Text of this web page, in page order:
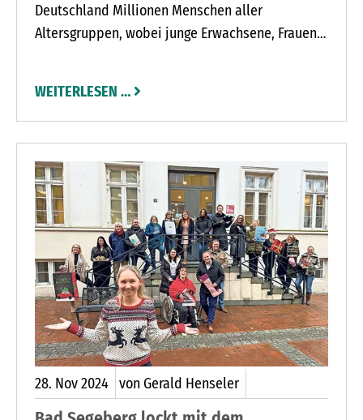
Deutschland Millionen Menschen aller
Altersgruppen, wobei junge Erwachsene, Frauen
dem März 2024 fühlen sich 46 Prozent der 16- bis
30-Jährigen einsam. Ursachen sind unter
anderem fehlende soziale Kontakte, finanzielle
Schwierigkeiten, der Verlust von Arbeitsorten
und eingeschränkte Netzwerke, verstärkt durch
die Corona-Pandemie.
WEITERLESEN …
28. Nov2024 von Gerald Henseler